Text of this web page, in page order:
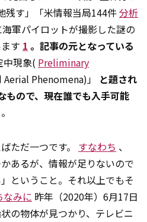
残す」「米情報当局144件分析
軍パイロットが撮影した謎の
す 1 。記事の元となっている
中現象( Preliminary
Phenomena)」
と題され
もので、現在誰でも入手可能
。
ただ一つです。 すなわち 、
あるが、情報が足りないので
ということ。それ以上でもそ
なみに 昨年（2020年）6月17日
の物体が見つかり、テレビニ